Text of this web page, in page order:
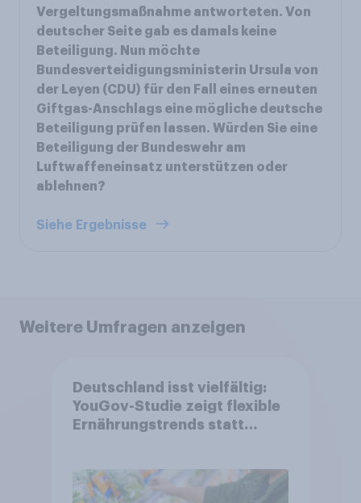
Vergeltungsmaßnahme antworteten. Von
deutscher Seite gab es damals keine
Beteiligung. Nun möchte
Bundesverteidigungsministerin Ursula von
der Leyen (CDU) für den Fall eines erneuten
Giftgas-Anschlags eine mögliche deutsche
Beteiligung prüfen lassen. Würden Sie eine
Beteiligung der Bundeswehr am
Luftwaffeneinsatz unterstützen oder
ablehnen?
Siehe Ergebnisse
Weitere Umfragen anzeigen
Deutschland isst vielfältig:
YouGov-Studie zeigt flexible
Ernährungstrends statt